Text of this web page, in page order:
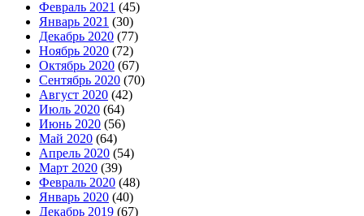
Февраль 2021 (45)
Январь 2021 (30)
Декабрь 2020 (77)
Ноябрь 2020 (72)
Октябрь 2020 (67)
Сентябрь 2020 (70)
Август 2020 (42)
Июль 2020 (64)
Июнь 2020 (56)
Май 2020 (64)
Апрель 2020 (54)
Март 2020 (39)
Февраль 2020 (48)
Январь 2020 (40)
Декабрь 2019 (67)